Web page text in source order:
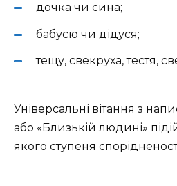
дочка чи сина;
бабусю чи дідуся;
тещу, свекруха, тестя,
Універсальні вітання з
або «Близькій людині»
якого ступеня